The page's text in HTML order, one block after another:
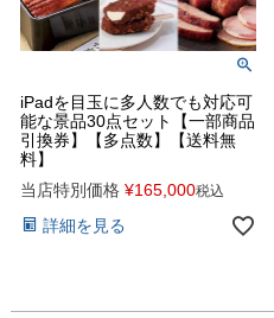
iPadを目玉に多人数でも対応可
能な景品30点セット【一部商品
引換券】【多点数】【送料無
料】
当店特別価格 ¥165,000税込
詳細を見る